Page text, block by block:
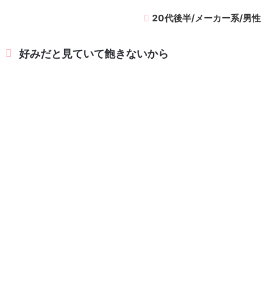
20代後半/メーカー系/男性
好みだと見ていて飽きないから